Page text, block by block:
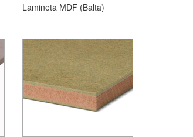
Laminēta MDF (Balta)